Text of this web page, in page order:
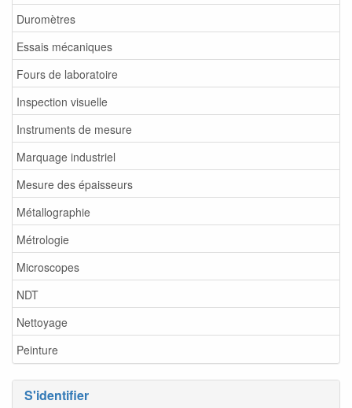
Duromètres
Essais mécaniques
Fours de laboratoire
Inspection visuelle
Instruments de mesure
Marquage industriel
Mesure des épaisseurs
Métallographie
Métrologie
Microscopes
NDT
Nettoyage
Peinture
S'identifier